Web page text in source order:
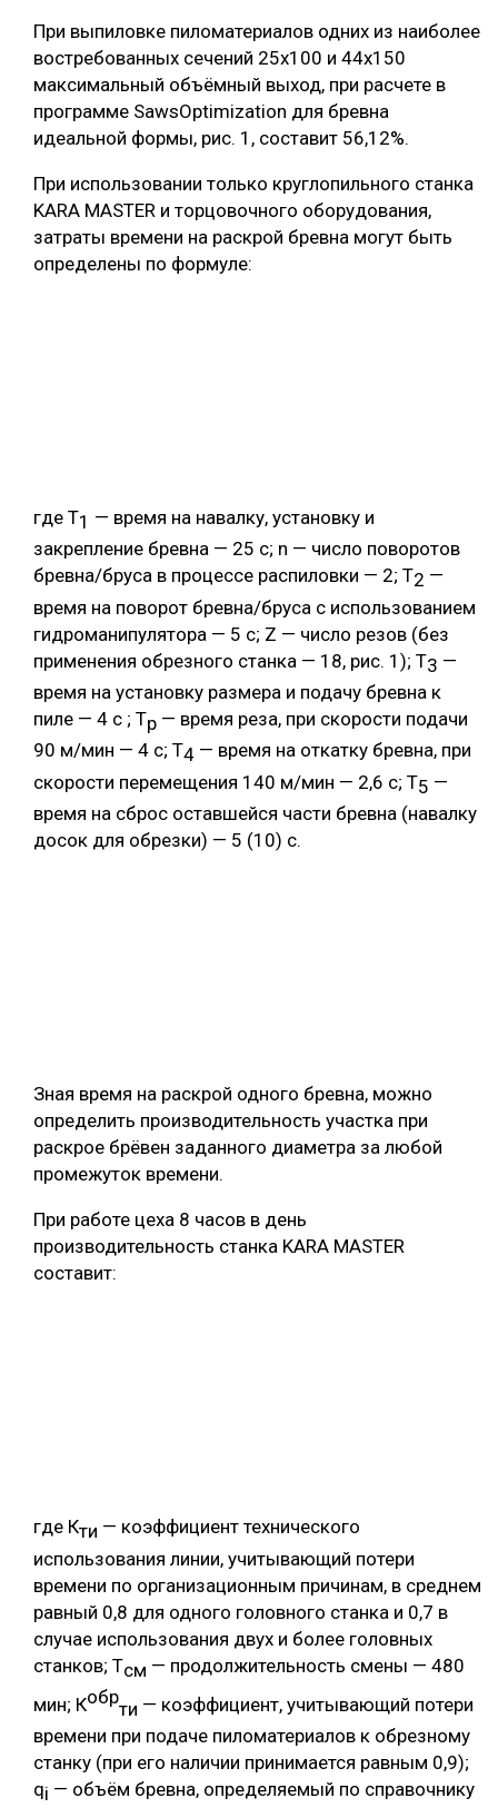
При выпиловке пиломатериалов одних из наиболее
востребованных сечений 25х100 и 44х150
максимальный объёмный выход, при расчете в
программе SawsOptimization для бревна
идеальной формы, рис. 1, составит 56,12%.
При использовании только круглопильного станка
KARA MASTER и торцовочного оборудования,
затраты времени на раскрой бревна могут быть
определены по формуле:
где Т1 — время на навалку, установку и
закрепление бревна — 25 с; n — число поворотов
бревна/бруса в процессе распиловки — 2; Т2 —
время на поворот бревна/бруса с использованием
гидроманипулятора — 5 с; Z — число резов (без
применения обрезного станка — 18, рис. 1); Т3 —
время на установку размера и подачу бревна к
пиле — 4 с ; Тp — время реза, при скорости подачи
90 м/мин — 4 с; Т4 — время на откатку бревна, при
скорости перемещения 140 м/мин — 2,6 с; Т5 —
время на сброс оставшейся части бревна (навалку
досок для обрезки) — 5 (10) с.
Зная время на раскрой одного бревна, можно
определить производительность участка при
раскрое брёвен заданного диаметра за любой
промежуток времени.
При работе цеха 8 часов в день
производительность станка KARA MASTER
составит:
где Кти — коэффициент технического
использования линии, учитывающий потери
времени по организационным причинам, в среднем
равный 0,8 для одного головного станка и 0,7 в
случае использования двух и более головных
станков; Тсм — продолжительность смены — 480
мин; Кобр
ти — коэффициент, учитывающий потери
времени при подаче пиломатериалов к обрезному
станку (при его наличии принимается равным 0,9);
qi — объём бревна, определяемый по справочнику